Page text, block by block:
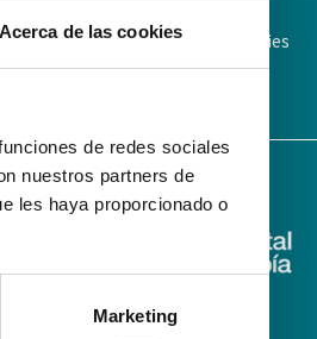
de las cookies
de redes sociales
nuestros partners de
les haya proporcionado o
Marketing
de Privacidad Política de cookies